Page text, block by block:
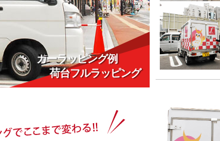
カーラッピング例
荷台フルラッピング